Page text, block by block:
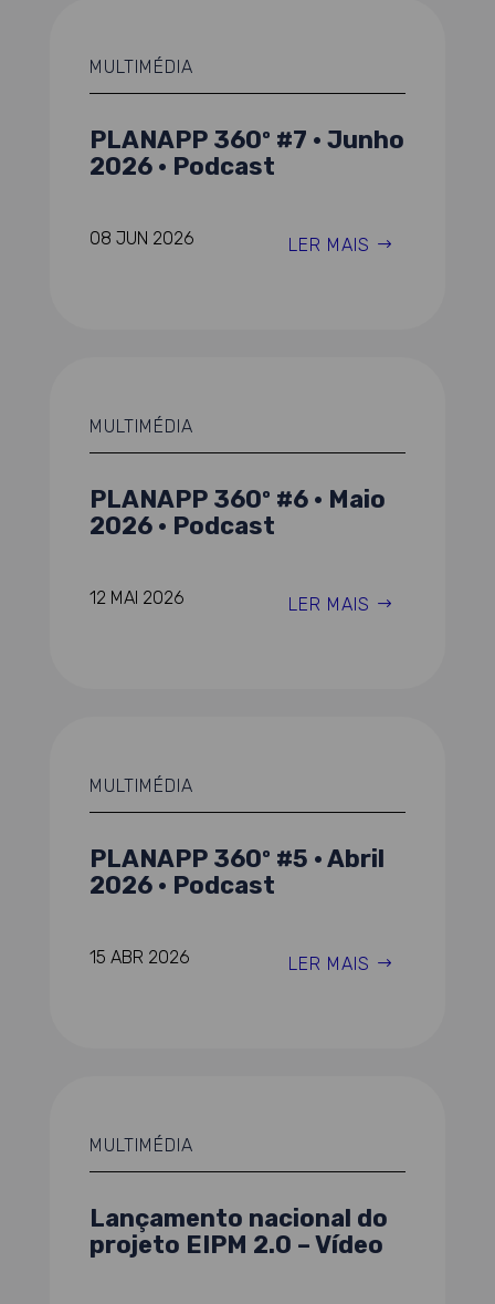
MULTIMÉDIA
PLANAPP 360º #7 · Junho
2026 · Podcast
08 JUN 2026 LER MAIS
MULTIMÉDIA
PLANAPP 360º #6 · Maio
2026 · Podcast
12 MAI 2026 LER MAIS
MULTIMÉDIA
PLANAPP 360º #5 · Abril
2026 · Podcast
15 ABR 2026 LER MAIS
MULTIMÉDIA
Lançamento nacional do
projeto EIPM 2.0 – Vídeo